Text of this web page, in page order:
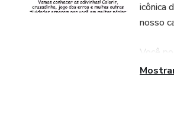
icônica
nosso
Você
alunos